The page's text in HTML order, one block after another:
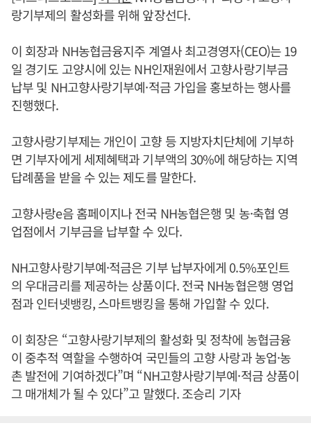
랑기부제의 활성화를 위해 앞장선다.
이 회장과 NH농협금융지주 계열사 최고경영자(CEO)는 19
일 경기도 고양시에 있는 NH인재원에서 고향사랑기부금
납부 및 NH고향사랑기부예·적금 가입을 홍보하는 행사를
진행했다.
고향사랑기부제는 개인이 고향 등 지방자치단체에 기부하
면 기부자에게 세제혜택과 기부액의 30%에 해당하는 지역
답례품을 받을 수 있는 제도를 말한다.
고향사랑e음 홈페이지나 전국 NH농협은행 및 농·축협 영
업점에서 기부금을 납부할 수 있다.
NH고향사랑기부예·적금은 기부 납부자에게 0.5%포인트
의 우대금리를 제공하는 상품이다. 전국 NH농협은행 영업
점과 인터넷뱅킹, 스마트뱅킹을 통해 가입할 수 있다.
이 회장은 “고향사랑기부제의 활성화 및 정착에 농협금융
이 중추적 역할을 수행하여 국민들의 고향 사랑과 농업·농
촌 발전에 기여하겠다”며 “NH고향사랑기부예·적금 상품이
그 매개체가 될 수 있다”고 말했다. 조승리 기자